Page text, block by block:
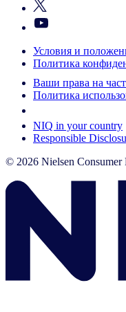
Условия и
Политика
Ваши права на
Политика
NIQ in your country
Responsible
© 2026 Nielsen